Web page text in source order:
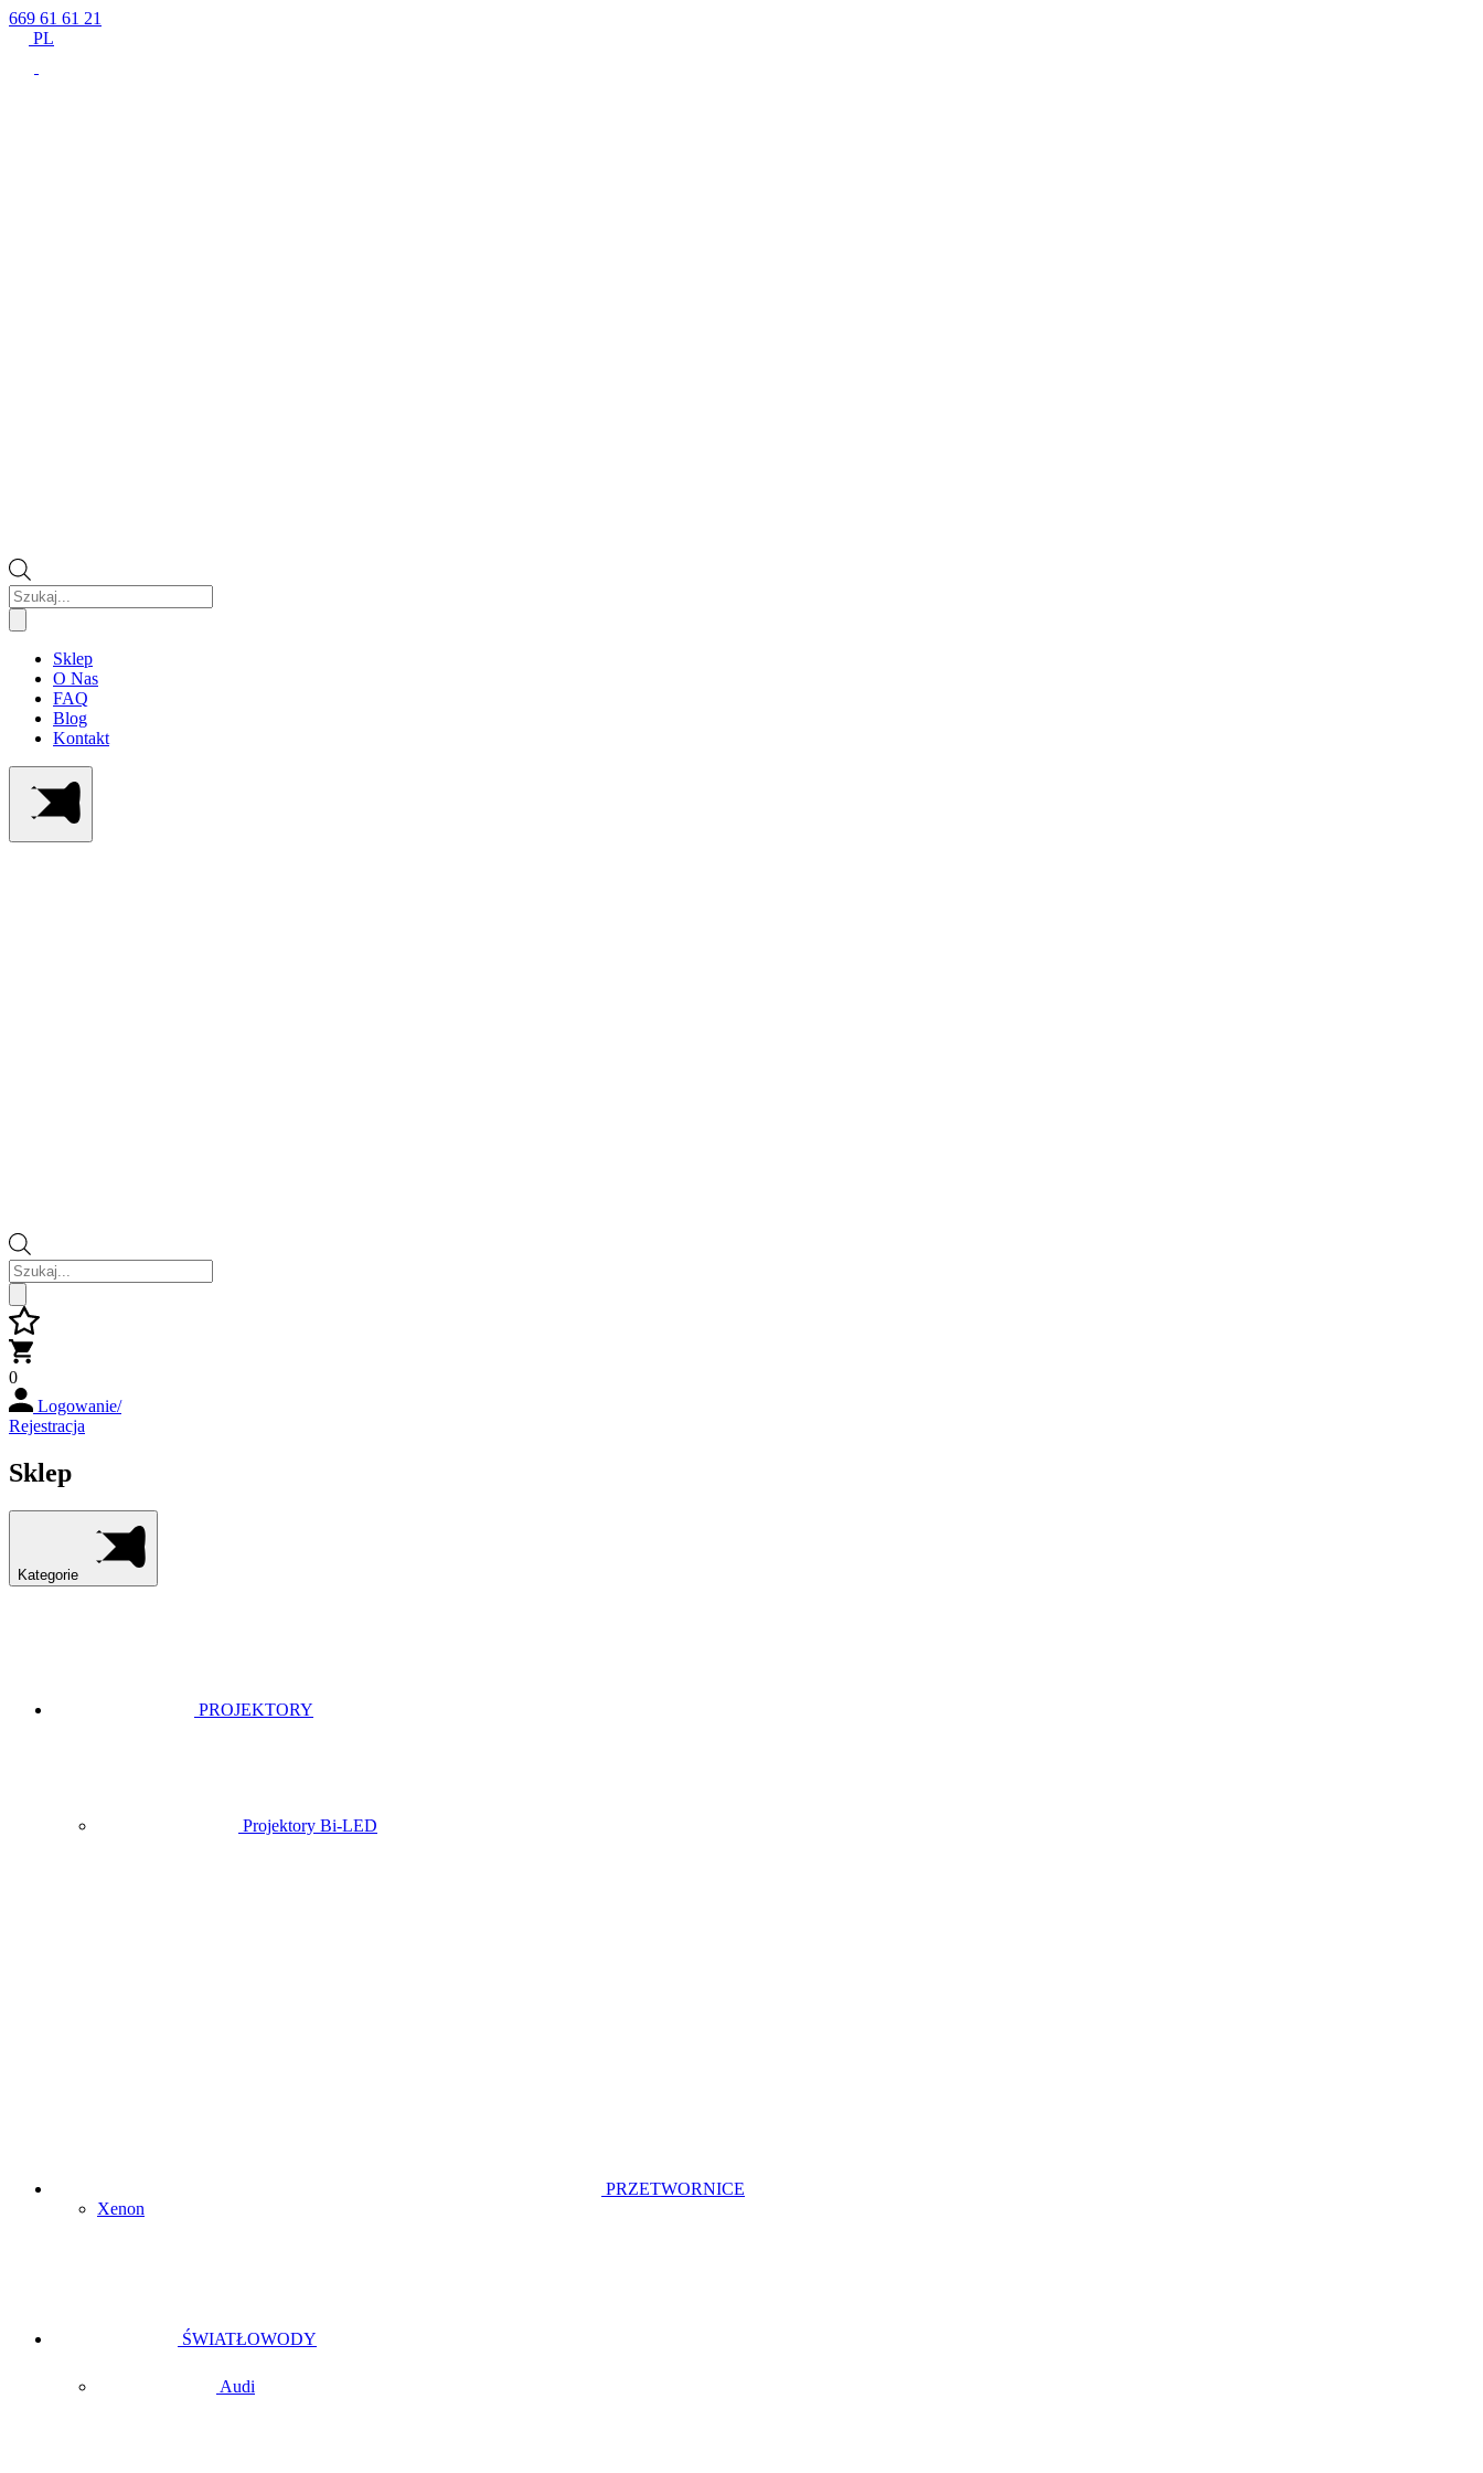
669 61 61 21
PL
Wyszukiwarka
produktów
Sklep
O Nas
FAQ
Blog
Kontakt
Wyszukiwarka
produktów
0
Logowanie/
Rejestracja
Sklep
Kategorie
PROJEKTORY
Projektory Bi-LED
PRZETWORNICE
Xenon
ŚWIATŁOWODY
Audi